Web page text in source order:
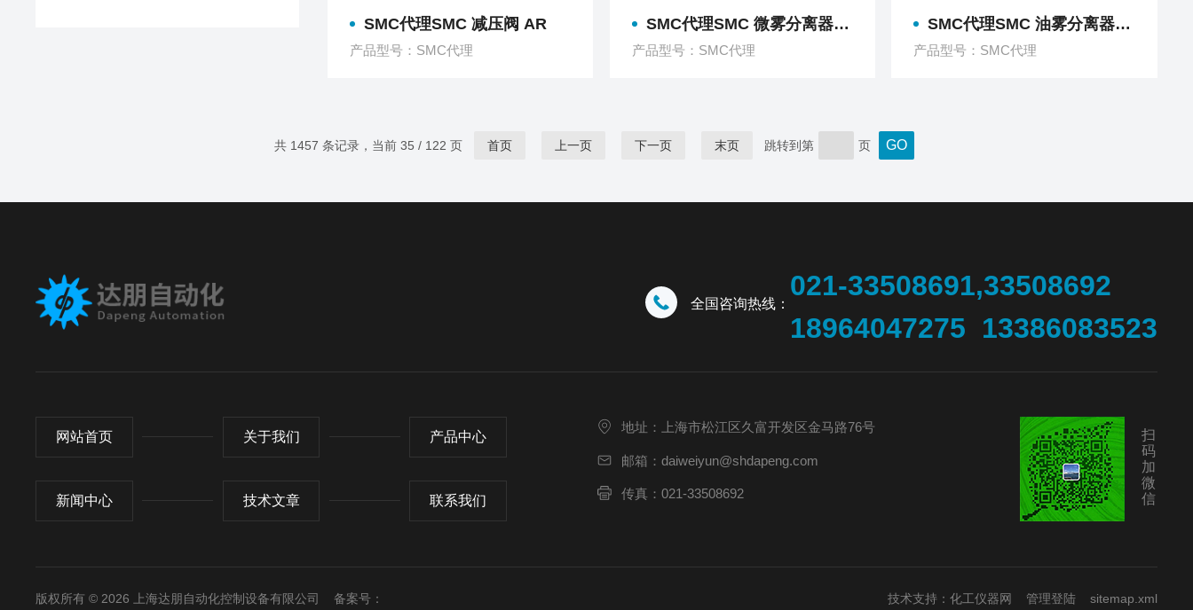
SMC代理SMC 减压阀 AR
产品型号：SMC代理
SMC代理SMC 微雾分离器 AFD
产品型号：SMC代理
SMC代理SMC 油雾分离器 AFM
产品型号：SMC代理
共 1457 条记录，当前 35 / 122 页 首页 上一页 下一页 末页 跳转到第 页
全国咨询热线：
021-33508691,33508692
18964047275 13386083523
网站首页 关于我们 产品中心
新闻中心 技术文章 联系我们
地址：上海市松江区久富开发区金马路76号
邮箱：daiweiyun@shdapeng.com
传真：021-33508692
扫
码
加
微
信
版权所有 © 2026 上海达朋自动化控制设备有限公司 备案号： 技术支持： 化工仪器网 管理登陆 sitemap.xml